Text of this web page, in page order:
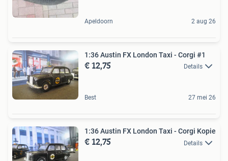
Apeldoorn 2 aug 26
1:36 Austin FX London Taxi - Corgi #1
€ 12,75 Details
Best 27 mei 26
1:36 Austin FX London Taxi - Corgi Kopie
€ 12,75 Details